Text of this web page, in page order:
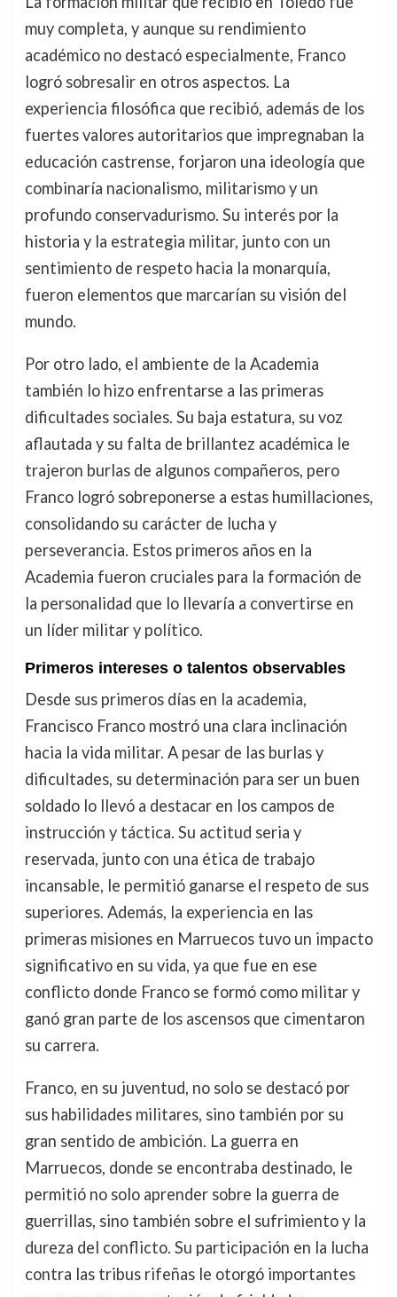
muy completa, y aunque su rendimiento
académico no destacó especialmente, Franco
logró sobresalir en otros aspectos. La
experiencia filosófica que recibió, además de los
fuertes valores autoritarios que impregnaban la
educación castrense, forjaron una ideología que
combinaría nacionalismo, militarismo y un
profundo conservadurismo. Su interés por la
historia y la estrategia militar, junto con un
sentimiento de respeto hacia la monarquía,
fueron elementos que marcarían su visión del
mundo.
Por otro lado, el ambiente de la Academia
también lo hizo enfrentarse a las primeras
dificultades sociales. Su baja estatura, su voz
aflautada y su falta de brillantez académica le
trajeron burlas de algunos compañeros, pero
Franco logró sobreponerse a estas humillaciones,
consolidando su carácter de lucha y
perseverancia. Estos primeros años en la
Academia fueron cruciales para la formación de
la personalidad que lo llevaría a convertirse en
un líder militar y político.
Primeros intereses o talentos observables
Desde sus primeros días en la academia,
Francisco Franco mostró una clara inclinación
hacia la vida militar. A pesar de las burlas y
dificultades, su determinación para ser un buen
soldado lo llevó a destacar en los campos de
instrucción y táctica. Su actitud seria y
reservada, junto con una ética de trabajo
incansable, le permitió ganarse el respeto de sus
superiores. Además, la experiencia en las
primeras misiones en Marruecos tuvo un impacto
significativo en su vida, ya que fue en ese
conflicto donde Franco se formó como militar y
ganó gran parte de los ascensos que cimentaron
su carrera.
Franco, en su juventud, no solo se destacó por
sus habilidades militares, sino también por su
gran sentido de ambición. La guerra en
Marruecos, donde se encontraba destinado, le
permitió no solo aprender sobre la guerra de
guerrillas, sino también sobre el sufrimiento y la
dureza del conflicto. Su participación en la lucha
contra las tribus rifeñas le otorgó importantes